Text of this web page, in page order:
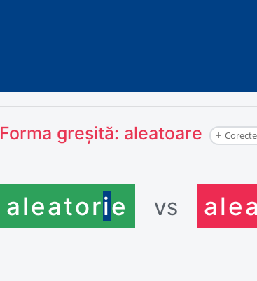
Forma greșită: aleatoare
aleatorie VS